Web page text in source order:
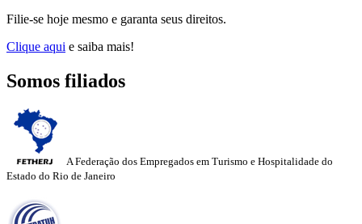
Filie-se hoje mesmo e garanta seus direitos.
Clique aqui e saiba mais!
Somos filiados
A Federação dos Empregados em Turismo e Hospitalidade do
Estado do Rio de Janeiro